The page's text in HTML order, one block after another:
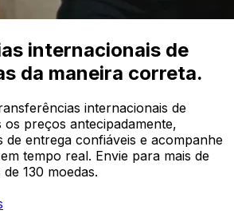
internacionais de
da maneira correta.
internacionais de
os preços antecipadamente,
de entrega confiáveis e acompanhe
tempo real. Envie para mais de
130 moedas.